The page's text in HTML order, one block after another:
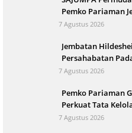
Pemko Pariaman
7 Agustus 2026
Jembatan
Persahabatan
7 Agustus 2026
Pemko Pariaman
Perkuat Tata
7 Agustus 2026